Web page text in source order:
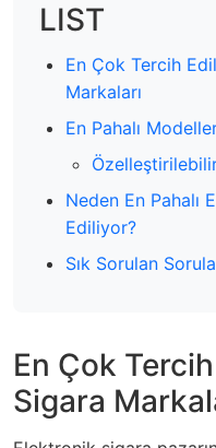
LIST
En Çok Tercih
Markaları
En Pahalı
Neden En Pahalı
Ediliyor?
Sık Sorulan
En Çok
Sigara